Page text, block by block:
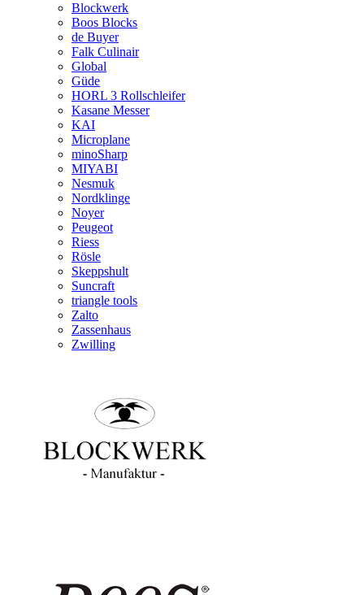
Blockwerk
Boos Blocks
de Buyer
Falk Culinair
Global
Güde
HORL 3 Rollschleifer
Kasane Messer
KAI
Microplane
minoSharp
MIYABI
Nesmuk
Nordklinge
Noyer
Peugeot
Riess
Rösle
Skeppshult
Suncraft
triangle tools
Zalto
Zassenhaus
Zwilling